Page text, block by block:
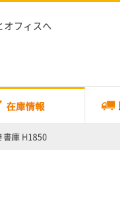
オフィスへ
書庫 H1850